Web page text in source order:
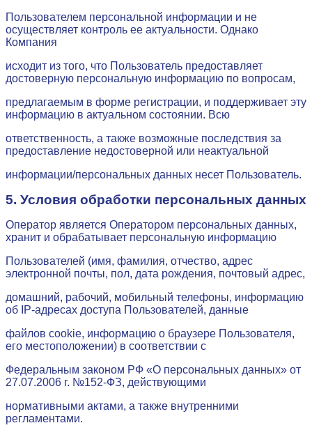
Пользователем персональной информации и не
осуществляет контроль ее актуальности. Однако
Компания
исходит из того, что Пользователь предоставляет
достоверную персональную информацию по вопросам,
предлагаемым в форме регистрации, и поддерживает эту
информацию в актуальном состоянии. Всю
ответственность, а также возможные последствия за
предоставление недостоверной или неактуальной
информации/персональных данных несет Пользователь.
5. Условия обработки персональных данных
Оператор является Оператором персональных данных,
хранит и обрабатывает персональную информацию
Пользователей (имя, фамилия, отчество, адрес
электронной почты, пол, дата рождения, почтовый адрес,
домашний, рабочий, мобильный телефоны, информацию
об IP-адресах доступа Пользователей, данные
файлов cookie, информацию о браузере Пользователя,
его местоположении) в соответствии с
Федеральным законом РФ «О персональных данных» от
27.07.2006 г. №152-ФЗ, действующими
нормативными актами, а также внутренними
регламентами.